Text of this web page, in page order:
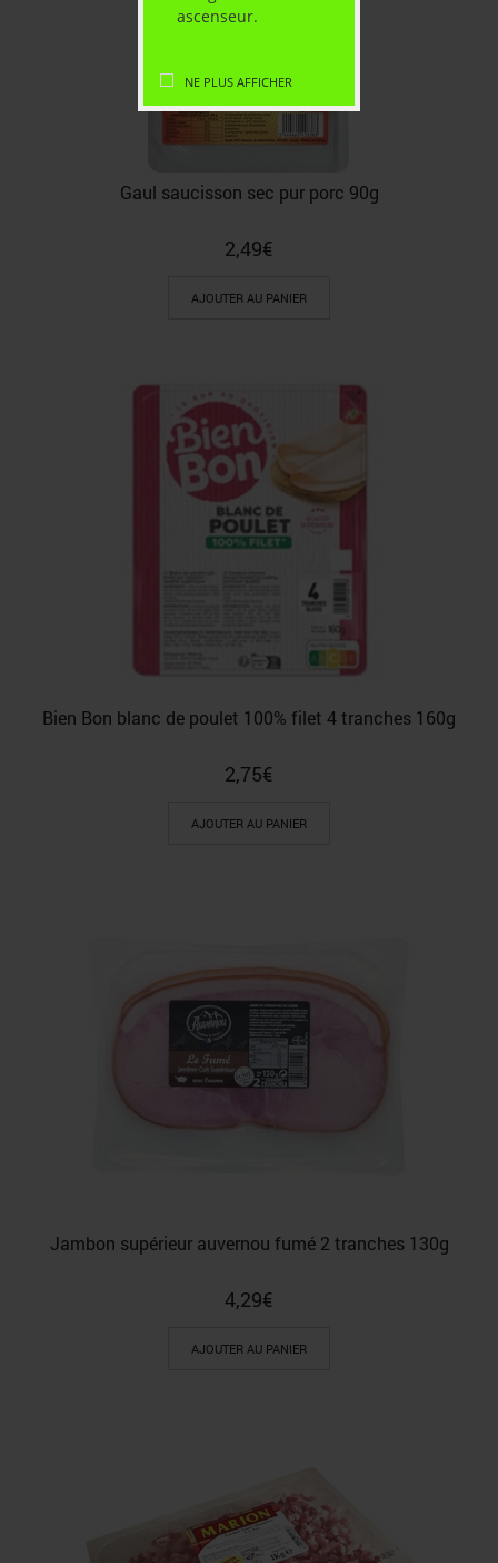
ascenseur.
NE PLUS AFFICHER
Gaul saucisson sec pur porc 90g
2,49€
AJOUTER AU PANIER
Bien Bon blanc de poulet 100% filet 4 tranches 160g
2,75€
AJOUTER AU PANIER
Jambon supérieur auvernou fumé 2 tranches 130g
4,29€
AJOUTER AU PANIER